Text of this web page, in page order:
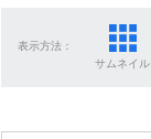
表示方法：
サムネイル